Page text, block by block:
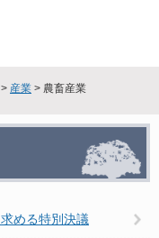
> 産業 > 農畜産業
める特別決議